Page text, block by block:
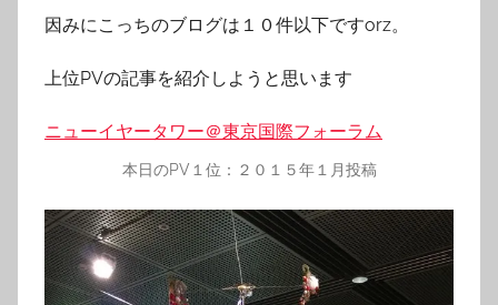
因みにこっちのブログは１０件以下ですorz。
上位PVの記事を紹介しようと思います
ニューイヤータワー＠東京国際フォーラム
本日のPV１位：２０１５年１月投稿